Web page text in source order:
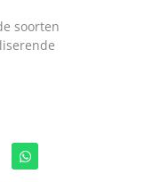
soorten
W
h
a